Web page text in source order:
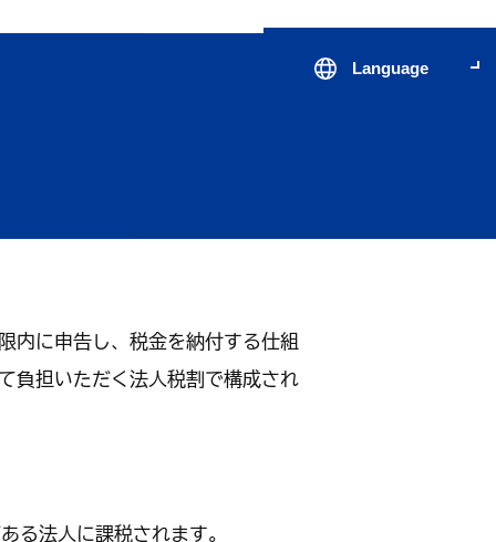
ごみ・環境
・教育 健康・福祉トップ
Language
内に申告し、税金を納付する仕組
負担いただく法人税割で構成され
る法人に課税されます。